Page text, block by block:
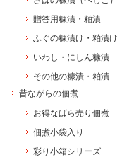
贈答用糠漬・粕漬
ふぐの糠漬け・粕漬け
いわし・にしん糠漬
その他の糠漬・粕漬
昔ながらの佃煮
お得なばら売り佃煮
佃煮小袋入り
彩り小箱シリーズ